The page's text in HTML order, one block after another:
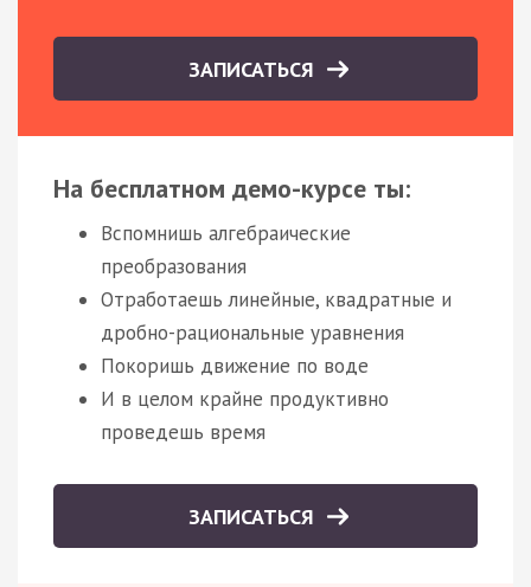
ЗАПИСАТЬСЯ
На бесплатном демо-курсе ты:
Вспомнишь алгебраические
преобразования
Отработаешь линейные, квадратные и
дробно-рациональные уравнения
Покоришь движение по воде
И в целом крайне продуктивно
проведешь время
ЗАПИСАТЬСЯ